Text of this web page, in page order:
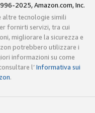
2025, Amazon.com, Inc.
altre tecnologie simili
fornirti servizi, tra cui
migliorare la sicurezza e
potrebbero utilizzare i
informazioni su come
l’Informativa sui
.